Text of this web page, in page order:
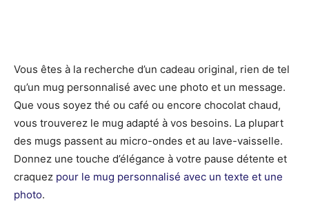
Vous êtes à la recherche d’un cadeau original, rien de tel
qu’un mug personnalisé avec une photo et un message.
Que vous soyez thé ou café ou encore chocolat chaud,
vous trouverez le mug adapté à vos besoins. La plupart
des mugs passent au micro-ondes et au lave-vaisselle.
Donnez une touche d’élégance à votre pause détente et
craquez pour le mug personnalisé avec un texte et une
photo.